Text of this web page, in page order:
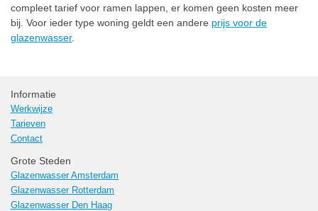
compleet tarief voor ramen lappen, er komen geen kosten meer
bij. Voor ieder type woning geldt een andere prijs voor de
glazenwasser.
Informatie
Werkwijze
Tarieven
Contact
Grote Steden
Glazenwasser Amsterdam
Glazenwasser Rotterdam
Glazenwasser Den Haag